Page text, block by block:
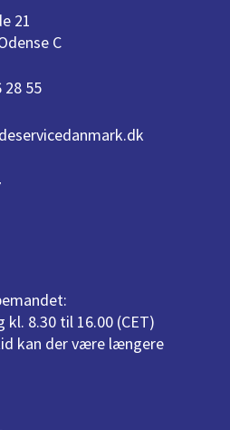
21
C
28 55
8.30 til 16.00 (CET)
kan der være længere